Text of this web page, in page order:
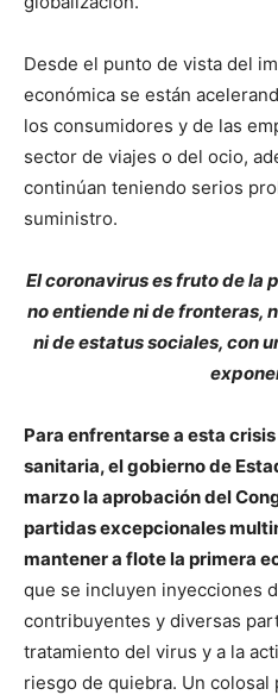
Desde el punto de vista del
económica se están
los consumidores y de las
sector de viajes o del ocio,
continúan teniendo serios
suministro.
El coronavirus es fruto de la
no entiende ni de fronteras,
ni de estatus sociales, con
Para enfrentarse a esta
sanitaria, el gobierno de
marzo la aprobación del
partidas excepcionales
mantener a flote la primera
que se incluyen inyecciones
contribuyentes y diversas
tratamiento del virus y a la
riesgo de quiebra. Un colosal